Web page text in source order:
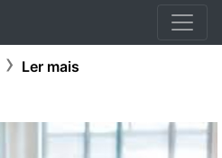
Ler mais